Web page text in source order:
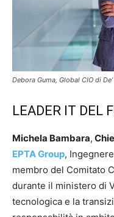
Debora Guma, Global CIO di
LEADER IT DEL
Michela Bambara,
EPTA Group,
membro del Comitato
durante il ministero di
tecnologica e la